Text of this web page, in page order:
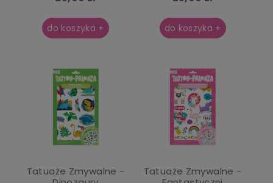
do koszyka + do koszyka +
Tatuaże Zmywalne -
Tatuaże Zmywalne -